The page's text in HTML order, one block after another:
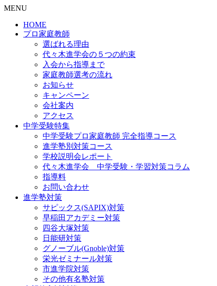
MENU
HOME
プロ家庭教師
選ばれる理由
代々木進学会の５つの約束
入会から指導まで
家庭教師選考の流れ
お知らせ
キャンペーン
会社案内
アクセス
中学受験特集
中学受験プロ家庭教師 完全指導コース
進学塾別対策コース
学校説明会レポート
代々木進学会 中学受験・学習対策コラム
指導料
お問い合わせ
進学塾対策
サピックス(SAPIX)対策
早稲田アカデミー対策
四谷大塚対策
日能研対策
グノーブル(Gnoble)対策
栄光ゼミナール対策
市進学院対策
その他有名塾対策